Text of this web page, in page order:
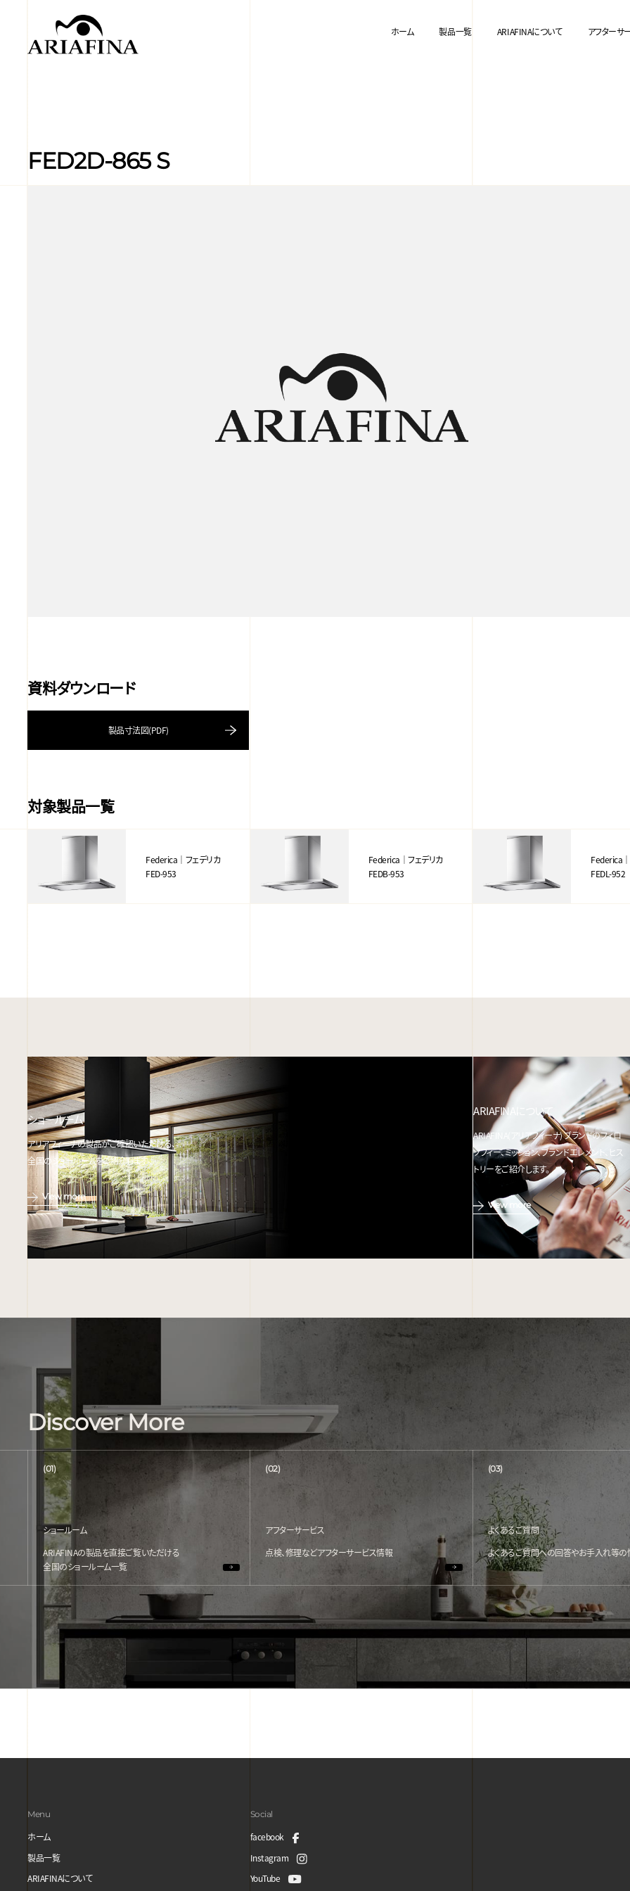
ホーム 製品一覧 ARIAFINAについて アフターサ
FED2D-865 S
資料ダウンロード
製品寸法図(PDF)
対象製品一覧
Federica｜フェデリカ
FED-953
Federica｜フェデリカ
FEDB-953
Federica
FEDL-952
ショールーム
アリアフィーナの製品がご確認いただける、
全国のショールームをご紹介します。
View more
ARIAFINAについて
ARIAFINA(アリアフィーナ) ブランドのフィロ
ソフィー、ミッション、ブランドエレメント、ヒス
トリーをご紹介します。
View more
Discover More
(01)
ショールーム
ARIAFINAの製品を直接ご覧いただける
全国のショールーム一覧
(02)
アフターサービス
点検、修理などアフターサービス情報
(03)
よくあるご質問
よくあるご質問への回答やお手入れ等の
Menu
ホーム
製品一覧
ARIAFINAについて
Social
facebook
Instagram
YouTube